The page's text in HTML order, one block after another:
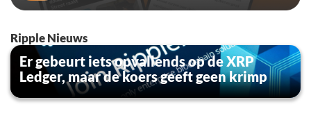
Ripple Nieuws
Er gebeurt iets opvallends op de XRP
Ledger, maar de koers geeft geen krimp